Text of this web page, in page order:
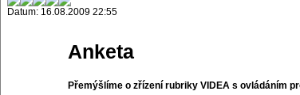
Datum: 16.08.2009 22:55
Anketa
Přemýšlíme o zřízení rubriky VIDEA s ovládáním